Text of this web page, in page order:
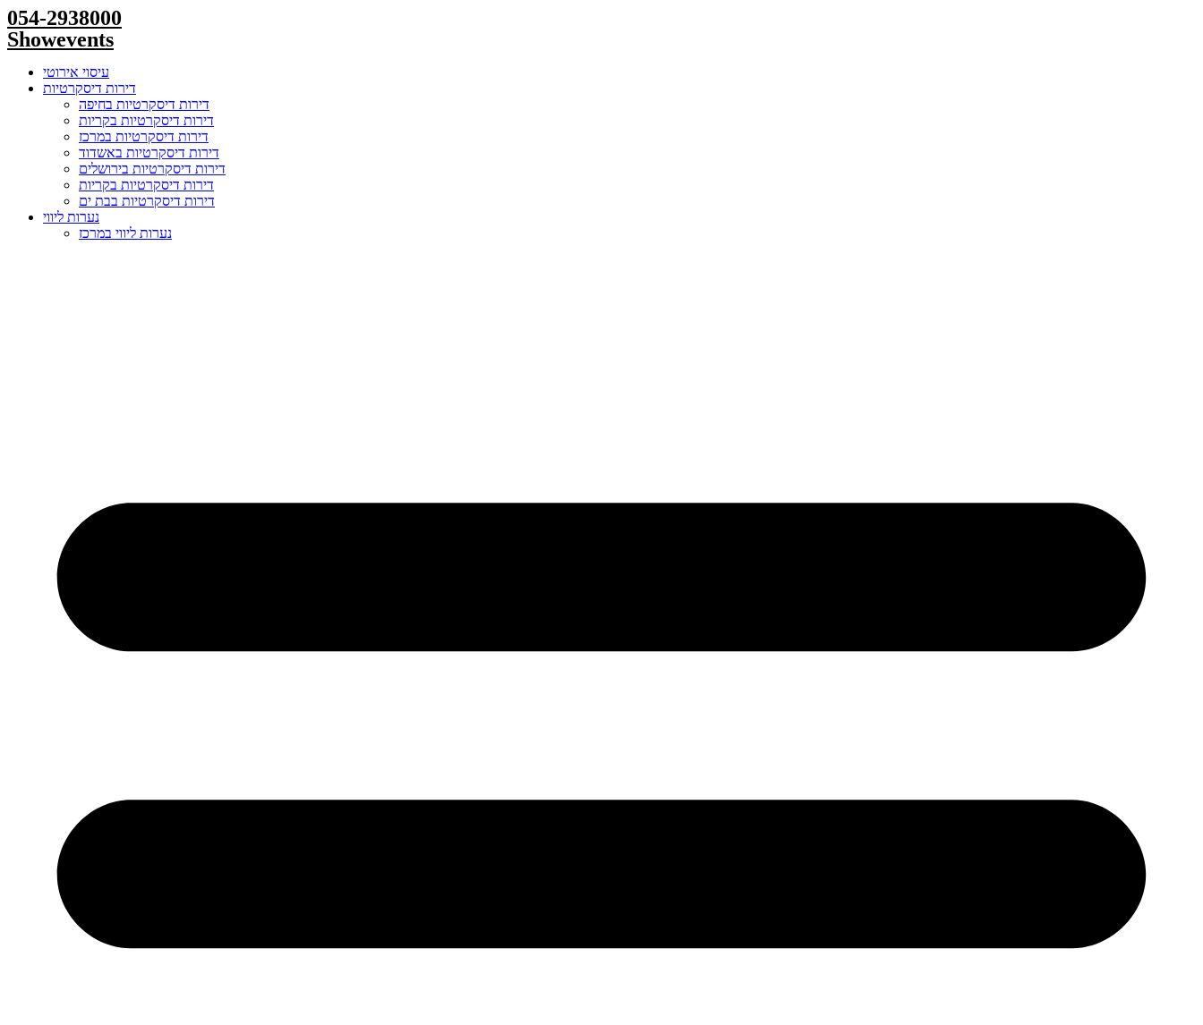
Skip
to
content
054-2938000
Showevents
עיסוי אירוטי
דירות דיסקרטיות
דירות דיסקרטיות בחיפה
דירות דיסקרטיות בקריות
דירות דיסקרטיות במרכז
דירות דיסקרטיות באשדוד
דירות דיסקרטיות בירושלים
דירות דיסקרטיות בקריות
דירות דיסקרטיות בבת ים
נערות ליווי
נערות ליווי במרכז